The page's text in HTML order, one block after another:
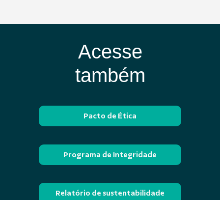
Acesse
também
Pacto de Ética
Programa de Integridade
Relatório de sustentabilidade